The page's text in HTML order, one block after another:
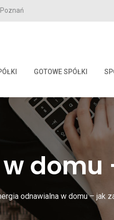
GOTOWE SPÓŁKI
domu
odnawialna w domu – jak